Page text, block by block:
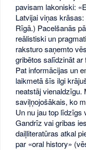
pavisam lakoniski:
Latvijai viņas
Rīgā.) Pacelšanās
reālistiski un
raksturo saņemto
gribētos salīdzināt
Pat informācijas un
laikmetā šīs ilgi
neatstāj vienaldzīgu.
saviļņojošākais, ko
Un nu jau top līdzīgs
Gandrīz vai gribas
daiļliteratūras atkal
par «oral history»